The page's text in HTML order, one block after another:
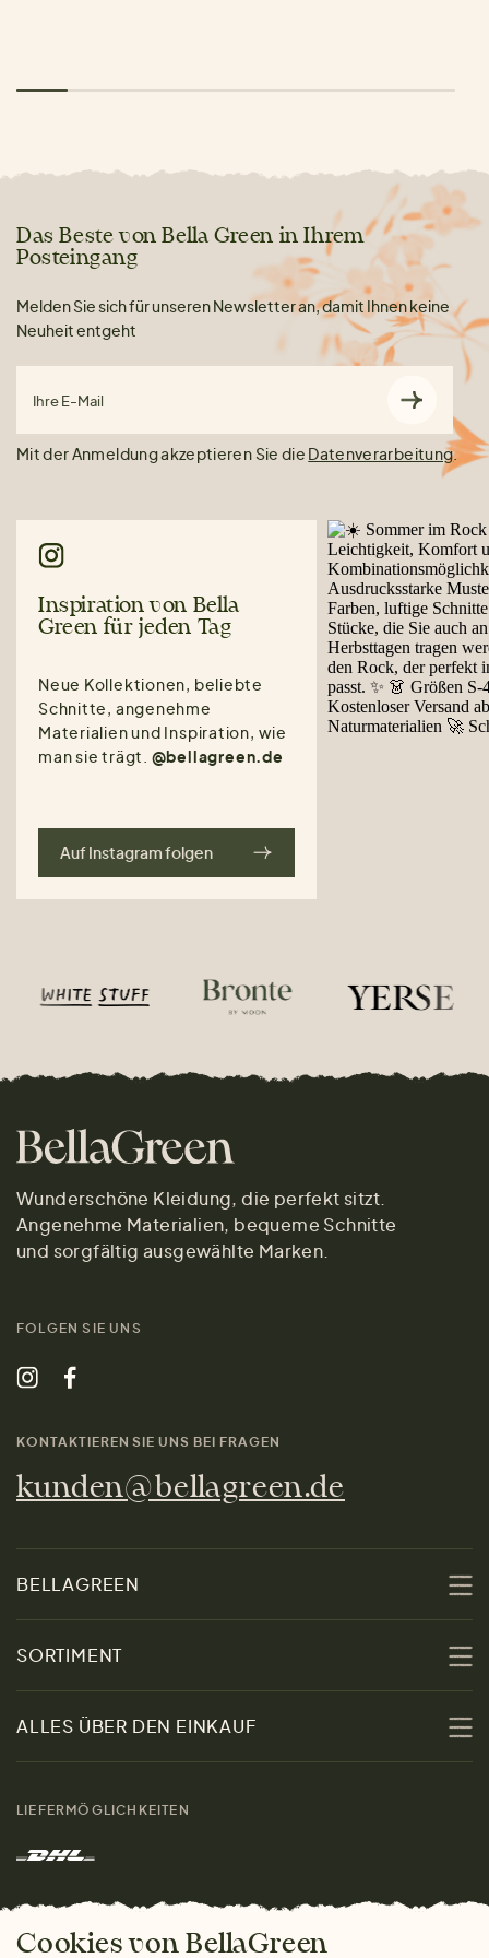
Das Beste von Bella Green in Ihrem
Posteingang
Melden Sie sich für unseren Newsletter an, damit Ihnen keine
Neuheit entgeht
Ihre E-Mail
Mit der Anmeldung akzeptieren Sie die Datenverarbeitung.
Inspiration von Bella
Green für jeden Tag
Neue Kollektionen, beliebte
Schnitte, angenehme
Materialien und Inspiration, wie
man sie trägt. @bellagreen.de
Auf Instagram folgen
Wunderschöne Kleidung, die perfekt sitzt.
Angenehme Materialien, bequeme Schnitte
und sorgfältig ausgewählte Marken.
FOLGEN SIE UNS
KONTAKTIEREN SIE UNS BEI FRAGEN
kunden@bellagreen.de
BELLAGREEN
Über uns
Nachhaltigkeit
Kontakt
Marken
Das freundliche Magazin
SORTIMENT
Sale
Damen
Herren
Geschenke
ALLES ÜBER DEN EINKAUF
Warum bei uns einkaufen
LIEFERMÖGLICHKEITEN
ZAHLUNGSMÖGLICHKEITEN
Cookies von BellaGreen